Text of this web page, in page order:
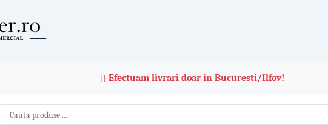
Efectuam livrari doar in Bucuresti/Ilfov!